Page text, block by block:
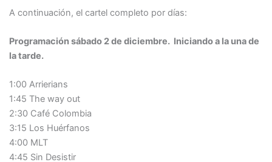
A continuación, el cartel completo por días:
Programación sábado 2 de diciembre. Iniciando a la una de
la tarde.
1:00 Arrierians
1:45 The way out
2:30 Café Colombia
3:15 Los Huérfanos
4:00 MLT
4:45 Sin Desistir